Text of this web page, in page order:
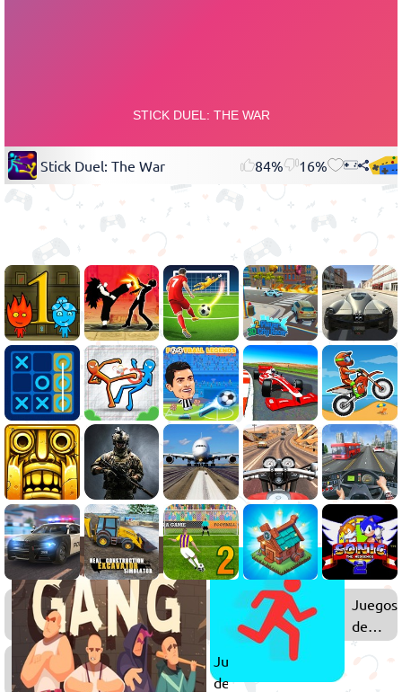
Stick Duel: The War 84% 16%
Juegos
Jugadores
Juegos
de
Juegos
de